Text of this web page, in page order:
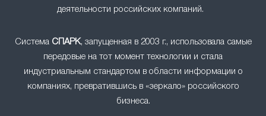
деятельности российских компаний.
Система СПАРК, запущенная в 2003 г., использовала самые
передовые на тот момент технологии и стала
индустриальным стандартом в области информации о
компаниях, превратившись в «зеркало» российского
бизнеса.